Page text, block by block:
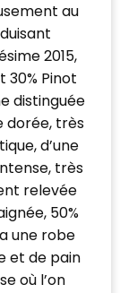
au
2015,
30% Pinot
distinguée
dorée, très
d’une
très
relevée
50%
une robe
et de pain
où l’on